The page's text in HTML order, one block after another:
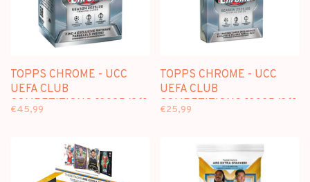
TOPPS CHROME - UCC
UEFA CLUB
COMPETITIONS [2025/26]
€45,99
TOPPS CHROME - UCC
UEFA CLUB
COMPETITIONS [2025/26]
€25,99